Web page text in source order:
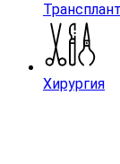
Хирургия